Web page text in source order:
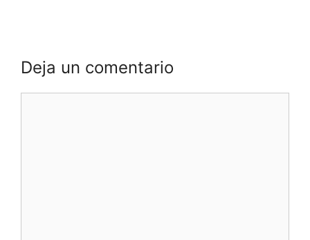
Deja un comentario